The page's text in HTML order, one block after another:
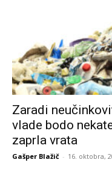
Zaradi
vlade bodo
zaprla vrata
Gašper Blažič - 16. oktobra,